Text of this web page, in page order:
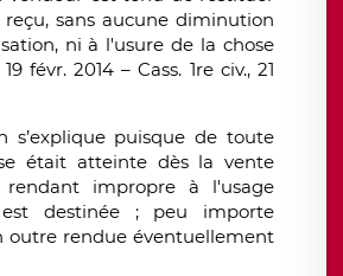
sans aucune diminution
ni à l'usure de la chose
19 févr. 2014 – Cass. 1re civ., 21
s’explique puisque de toute
était atteinte dès la vente
impropre à l'usage
destinée ; peu importe
outre rendue éventuellement